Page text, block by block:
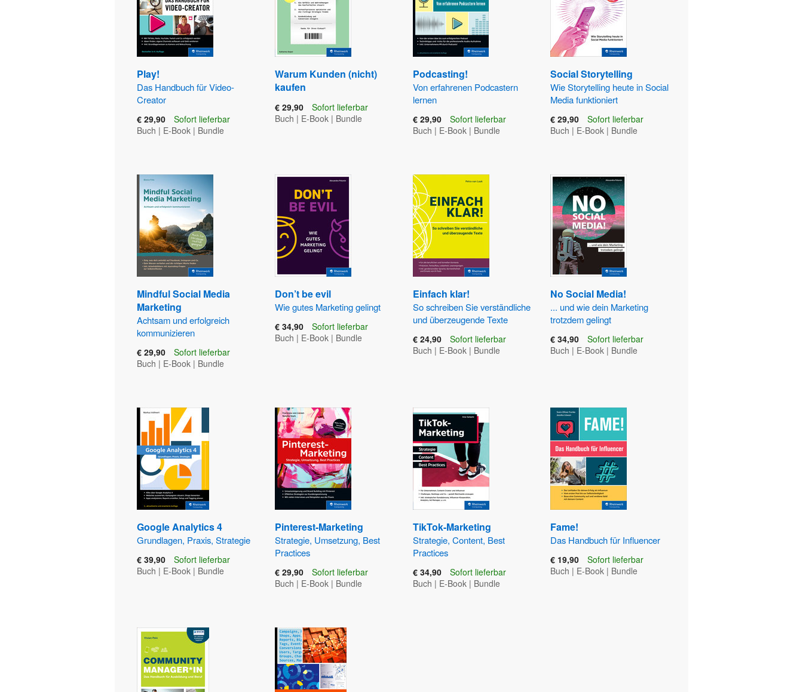
Play!
Das Handbuch für Video-
Creator
€ 29,90
Sofort lieferbar
Buch | E-Book | Bundle
Warum Kunden (nicht)
kaufen
€ 29,90
Sofort lieferbar
Buch | E-Book| Bundle
Podcasting!
Von erfahrenen Podcastern
lernen
€ 29,90
Sofort lieferbar
Buch | E-Book| Bundle
Social Storytelling
Wie Storytelling heute in Social
Media funktioniert
€ 29,90
Sofort lieferbar
Buch | E-Book | Bundle
Mindful Social Media
Marketing
Achtsam und erfolgreich
kommunizieren
€ 29,90
Sofort lieferbar
Buch | E-Book | Bundle
Don’t be evil
Wie gutes Marketing gelingt
€ 34,90
Sofort lieferbar
Buch | E-Book| Bundle
Einfach klar!
So schreiben Sie verständliche
und überzeugende Texte
€ 24,90
Sofort lieferbar
Buch | E-Book| Bundle
No Social Media!
... und wie dein Marketing
trotzdem gelingt
€ 34,90
Sofort lieferbar
Buch | E-Book | Bundle
Google Analytics 4
Grundlagen, Praxis, Strategie
€ 39,90
Sofort lieferbar
Buch | E-Book | Bundle
Pinterest-Marketing
Strategie, Umsetzung, Best
Practices
€ 29,90
Sofort lieferbar
Buch | E-Book| Bundle
TikTok-Marketing
Strategie, Content, Best
Practices
€ 34,90
Sofort lieferbar
Buch | E-Book| Bundle
Fame!
Das Handbuch für Influencer
€ 19,90
Sofort lieferbar
Buch | E-Book | Bundle